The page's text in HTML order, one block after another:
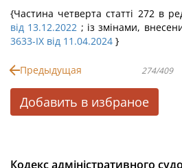
{Частина четверта статті 272 в
від 13.12.2022 ; із змінами,
3633-IX від 11.04.2024 }
Предыдущая 274/409
Добавить в избраное
Кодекс адміністративного